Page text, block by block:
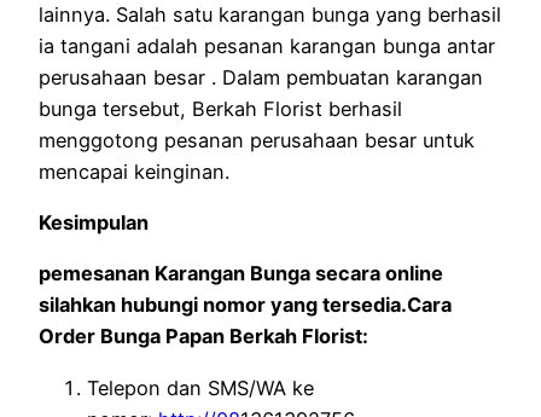
lainnya. Salah satu karangan bunga yang berhasil
ia tangani adalah pesanan karangan bunga antar
perusahaan besar . Dalam pembuatan karangan
bunga tersebut, Berkah Florist berhasil
menggotong pesanan perusahaan besar untuk
mencapai keinginan.
Kesimpulan
pemesanan Karangan Bunga secara online
silahkan hubungi nomor yang tersedia.Cara
Order Bunga Papan Berkah Florist:
Telepon dan SMS/WA ke